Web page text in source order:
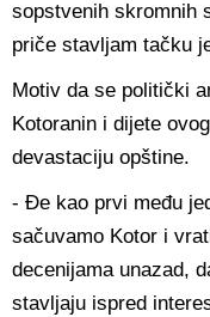
sopstvenih skromnih
priče stavljam tačku
Motiv da se politički
Kotoranin i dijete
devastaciju opštine.
- Đe kao prvi među
sačuvamo Kotor i
decenijama unazad,
stavljaju ispred